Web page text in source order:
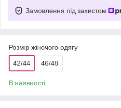
Замовлення під захистом
Розмір жіночого одягу
42/44 46/48
В наявності